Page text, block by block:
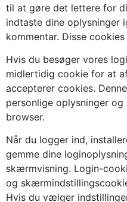
til at gøre det lettere for
indtaste dine oplysninger
kommentar. Disse
Hvis du besøger vores
midlertidig cookie for at
accepterer cookies.
personlige oplysninger
browser.
Når du logger ind,
gemme dine
skærmvisning. Login-
og
Hvis du vælger